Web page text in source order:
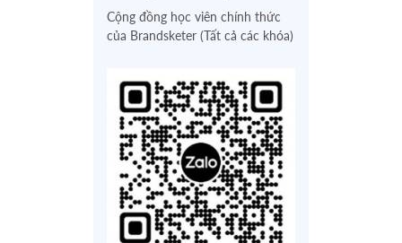
Cộng đồng học viên chính thức
của Brandsketer (Tất cả các khóa)